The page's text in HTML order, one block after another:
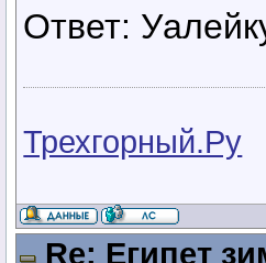
Ответ:
Трехгорный.Ру
Re: Египет